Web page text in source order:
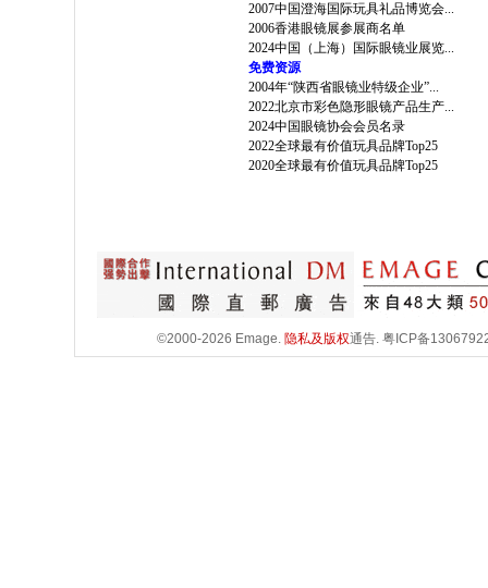
2007中国澄海国际玩具礼品博览会...
2006香港眼镜展参展商名单
2024中国（上海）国际眼镜业展览...
免费资源
2004年“陕西省眼镜业特级企业”...
2022北京市彩色隐形眼镜产品生产...
2024中国眼镜协会会员名录
2022全球最有价值玩具品牌Top25
2020全球最有价值玩具品牌Top25
©2000-2026 Emage. 隐私及版权通告. 粤ICP备